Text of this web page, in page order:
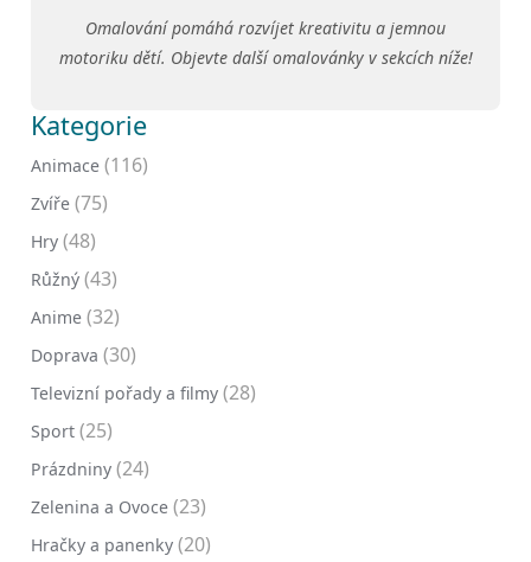
Omalování pomáhá rozvíjet kreativitu a jemnou
motoriku dětí. Objevte další omalovánky v sekcích níže!
Kategorie
Animace (116)
Zvíře (75)
Hry (48)
Růžný (43)
Anime (32)
Doprava (30)
Televizní pořady a filmy (28)
Sport (25)
Prázdniny (24)
Zelenina a Ovoce (23)
Hračky a panenky (20)